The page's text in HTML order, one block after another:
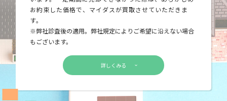
お約束した価格で、マイダスが買取させていただきま
す。
※弊社診査後の適用。弊社規定によりご希望に沿えない場合
もございます。
詳しくみる